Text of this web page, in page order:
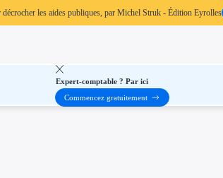
décrocher les aides publiques, par Michel Struk - Édition Eyrolles
Expert-comptable ? Par ici
Commencez gratuitement